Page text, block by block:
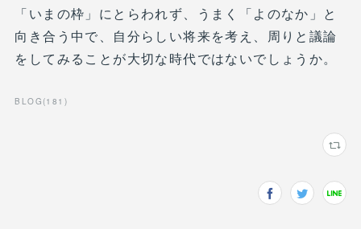
「いまの枠」にとらわれず、うまく「よのなか」と
向き合う中で、自分らしい将来を考え、周りと議論
をしてみることが大切な時代ではないでしょうか。
BLOG (181 )